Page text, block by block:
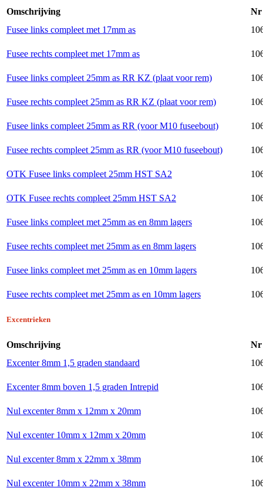
Omschrijving
Nr
Fusee links compleet met 17mm as
Fusee rechts compleet met 17mm as
Fusee links compleet 25mm as RR KZ (plaat voor rem)
Fusee rechts compleet 25mm as RR KZ (plaat voor rem)
Fusee links compleet 25mm as RR (voor M10 fuseebout)
Fusee rechts compleet 25mm as RR (voor M10 fuseebout)
OTK Fusee links compleet 25mm HST SA2
OTK Fusee rechts compleet 25mm HST SA2
Fusee links compleet met 25mm as en 8mm lagers
Fusee rechts compleet met 25mm as en 8mm lagers
Fusee links compleet met 25mm as en 10mm lagers
Fusee rechts compleet met 25mm as en 10mm lagers
Excentrieken
Omschrijving
Nr
Excenter 8mm 1,5 graden standaard
Excenter 8mm boven 1,5 graden Intrepid
Nul excenter 8mm x 12mm x 20mm
Nul excenter 10mm x 12mm x 20mm
Nul excenter 8mm x 22mm x 38mm
Nul excenter 10mm x 22mm x 38mm